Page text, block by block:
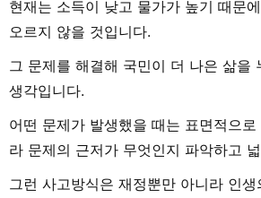
현재는 소득이 낮고 물가가 높기 때문
오르지 않을 것입니다.
그 문제를 해결해 국민이 더 나은 삶을
생각입니다.
어떤 문제가 발생했을 때는 표면적으
라 문제의 근저가 무엇인지 파악하고
그런 사고방식은 재정뿐만 아니라 인